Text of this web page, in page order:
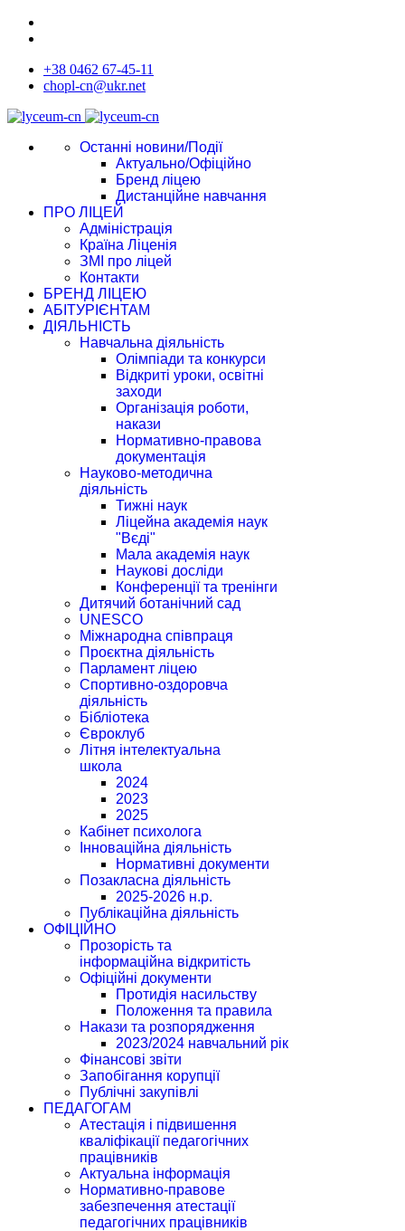
+38 0462 67-45-11
chopl-cn@ukr.net
Останні новини/Події
Актуально/Офіційно
Бренд ліцею
Дистанційне навчання
ПРО ЛІЦЕЙ
Адміністрація
Країна Ліценія
ЗМІ про ліцей
Контакти
БРЕНД ЛІЦЕЮ
АБІТУРІЄНТАМ
ДІЯЛЬНІСТЬ
Навчальна діяльність
Олімпіади та конкурси
Відкриті уроки, освітні
заходи
Організація роботи,
накази
Нормативно-правова
документація
Науково-методична
діяльність
Тижні наук
Ліцейна академія наук
"Вєді"
Мала академія наук
Наукові досліди
Конференції та тренінги
Дитячий ботанічний сад
UNESCO
Міжнародна співпраця
Проєктна діяльність
Парламент ліцею
Спортивно-оздоровча
діяльність
Бібліотека
Євроклуб
Літня інтелектуальна
школа
2024
2023
2025
Кабінет психолога
Інноваційна діяльність
Нормативні документи
Позакласна діяльність
2025-2026 н.р.
Публікаційна діяльність
ОФІЦІЙНО
Прозорість та
інформаційна відкритість
Офіційні документи
Протидія насильству
Положення та правила
Накази та розпорядження
2023/2024 навчальний рік
Фінансові звіти
Запобігання корупції
Публічні закупівлі
ПЕДАГОГАМ
Атестація і підвишення
кваліфікації педагогічних
працівників
Актуальна інформація
Нормативно-правове
забезпечення атестації
педагогічних працівників